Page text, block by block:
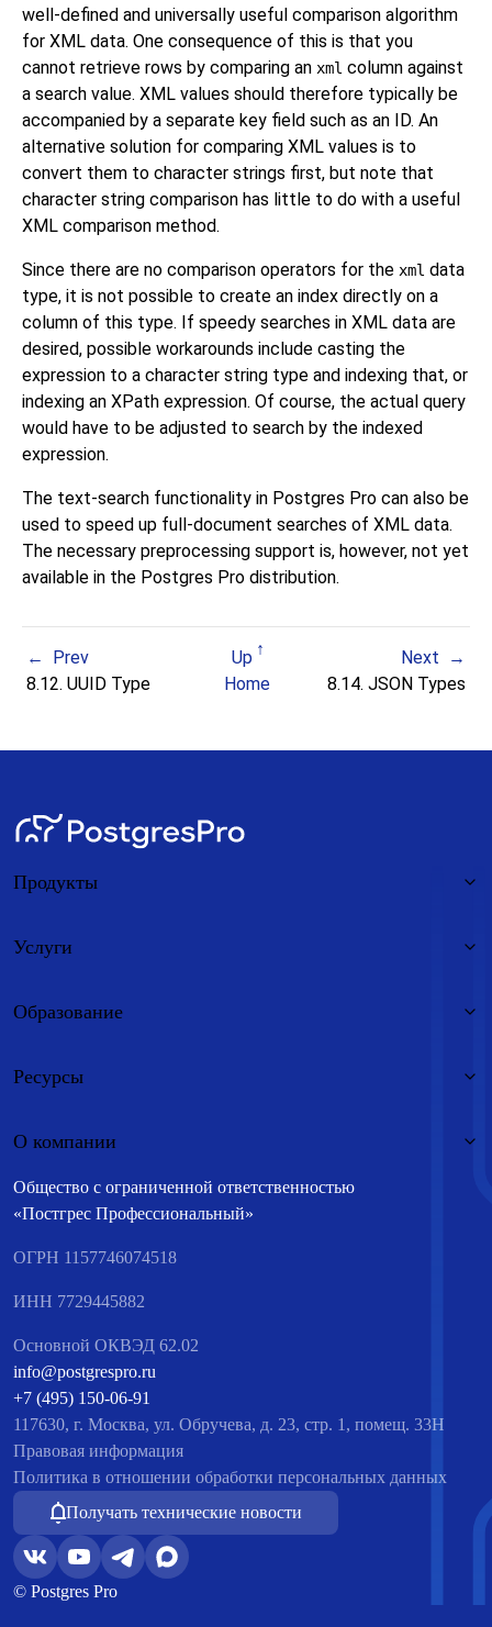
well-defined and universally useful comparison algorithm
for XML data. One consequence of this is that you
cannot retrieve rows by comparing an xml column against
a search value. XML values should therefore typically be
accompanied by a separate key field such as an ID. An
alternative solution for comparing XML values is to
convert them to character strings first, but note that
character string comparison has little to do with a useful
XML comparison method.
Since there are no comparison operators for the xml data
type, it is not possible to create an index directly on a
column of this type. If speedy searches in XML data are
desired, possible workarounds include casting the
expression to a character string type and indexing that, or
indexing an XPath expression. Of course, the actual query
would have to be adjusted to search by the indexed
expression.
The text-search functionality in Postgres Pro can also be
used to speed up full-document searches of XML data.
The necessary preprocessing support is, however, not yet
available in the Postgres Pro distribution.
Prev Up
Next
8.12.UUID Type Home 8.14. JSONTypes
Общество с ограниченной ответственностью
«Постгрес Профессиональный»
ОГРН 1157746074518
ИНН 7729445882
Основной ОКВЭД 62.02
info@postgrespro.ru
+7 (495) 150-06-91
117630, г. Москва, ул. Обручева, д. 23, стр. 1, помещ. 33Н
Правовая информация
Политика в отношении обработки персональных данных
Получать технические новости
© Postgres Pro
Продукты
Услуги
Образование
Ресурсы
О компании